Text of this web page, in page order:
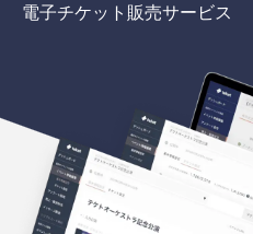
電子チケット販売サービス